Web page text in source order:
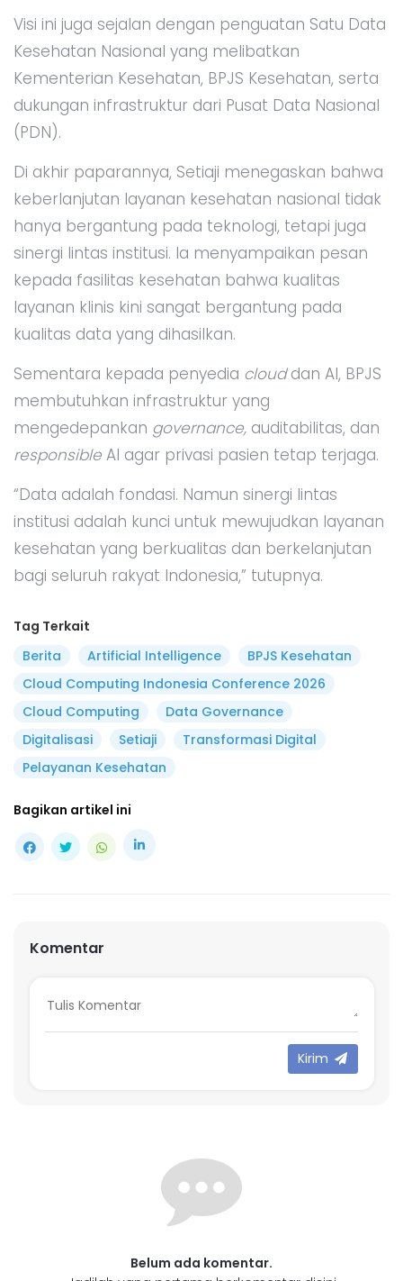
Visi ini juga sejalan dengan penguatan Satu Data
Kesehatan Nasional yang melibatkan
Kementerian Kesehatan, BPJS Kesehatan, serta
dukungan infrastruktur dari Pusat Data Nasional
(PDN).
Di akhir paparannya, Setiaji menegaskan bahwa
keberlanjutan layanan kesehatan nasional tidak
hanya bergantung pada teknologi, tetapi juga
sinergi lintas institusi. Ia menyampaikan pesan
kepada fasilitas kesehatan bahwa kualitas
layanan klinis kini sangat bergantung pada
kualitas data yang dihasilkan.
Sementara kepada penyedia clouddan AI, BPJS
membutuhkan infrastruktur yang
mengedepankan governance, auditabilitas, dan
responsible AI agar privasi pasien tetap terjaga.
“Data adalah fondasi. Namun sinergi lintas
institusi adalah kunci untuk mewujudkan layanan
kesehatan yang berkualitas dan berkelanjutan
bagi seluruh rakyat Indonesia,” tutupnya.
Tag Terkait
Berita
Artificial Intelligence
BPJS Kesehatan
Cloud Computing Indonesia Conference 2026
Cloud Computing
Data Governance
Digitalisasi
Setiaji
Transformasi Digital
Pelayanan Kesehatan
Bagikan artikel ini
Komentar
Kirim
Belum ada komentar.